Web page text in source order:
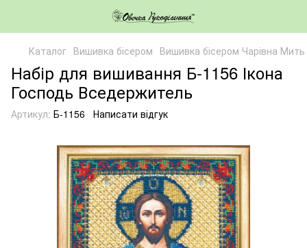
Каталог Вишивка бісером Вишивка бісером Чарівна Мить
Набір для вишивання Б-1156 Ікона
Господь Вседержитель
Артикул: Б-1156 Написати відгук